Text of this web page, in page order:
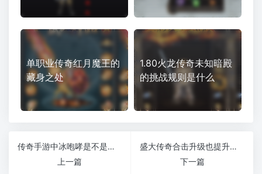
单职业传奇红月魔王的
藏身之处
1.80火龙传奇未知暗殿
的挑战规则是什么
传奇手游中冰咆哮是不是废柴技能
上一篇
盛大传奇合击升级也提升战斗力你需要了解的攻略
下一篇